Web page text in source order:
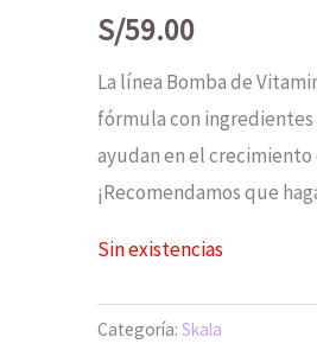
S/59.00
La línea Bomba de
fórmula con
ayudan en el
¡Recomendamos que
Sin existencias
Categoría: Skala